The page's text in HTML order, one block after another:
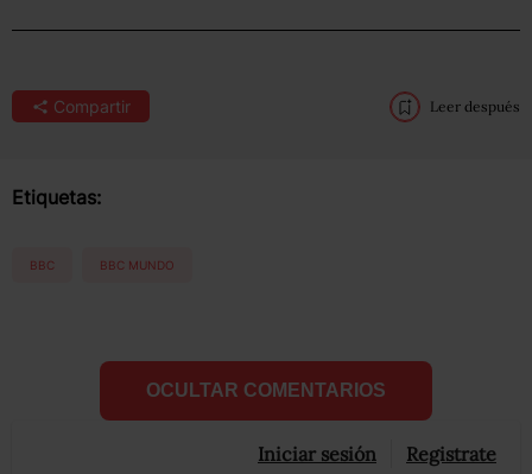
Compartir Leer después
Etiquetas:
BBC BBC MUNDO
OCULTAR COMENTARIOS
Iniciar sesión Registrate